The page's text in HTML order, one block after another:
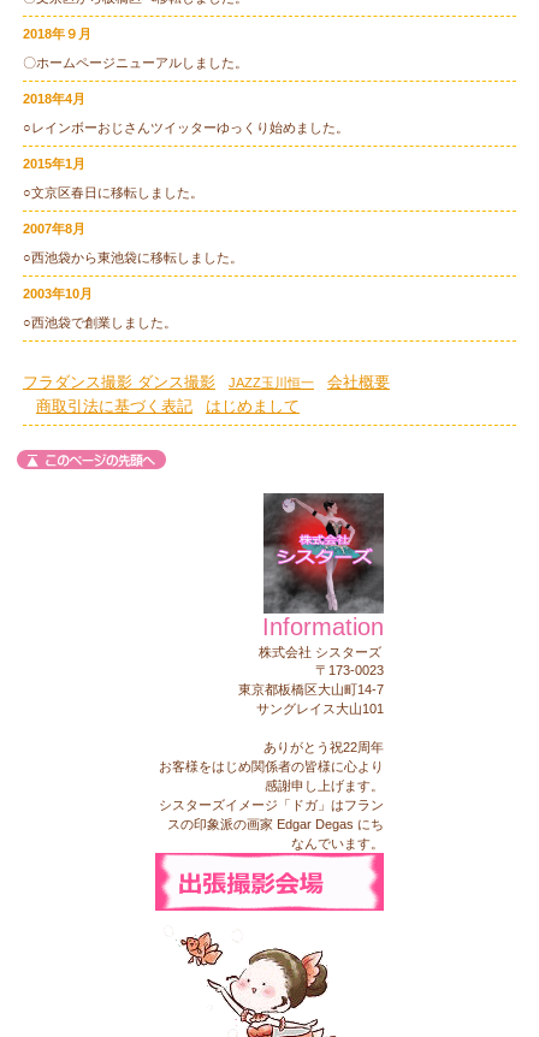
2018年９月
〇ホームページニューアルしました。
2018年4月
○レインボーおじさんツイッターゆっくり始めました。
2015年1月
○文京区春日に移転しました。
2007年8月
○西池袋から東池袋に移転しました。
2003年10月
○西池袋で創業しました。
フラダンス撮影ダンス撮影 JAZZ玉川恒一
会社概要
商取引法に基づく表記
はじめまして
Information
株式会社 シスターズ
〒173-0023
東京都板橋区大山町14-7
サングレイス大山101
ありがとう祝22周年
お客様をはじめ関係者の皆様に心より
感謝申し上げます。
シスターズイメージ「ドガ」はフラン
スの印象派の画家 Edgar Degas にち
なんでいます。